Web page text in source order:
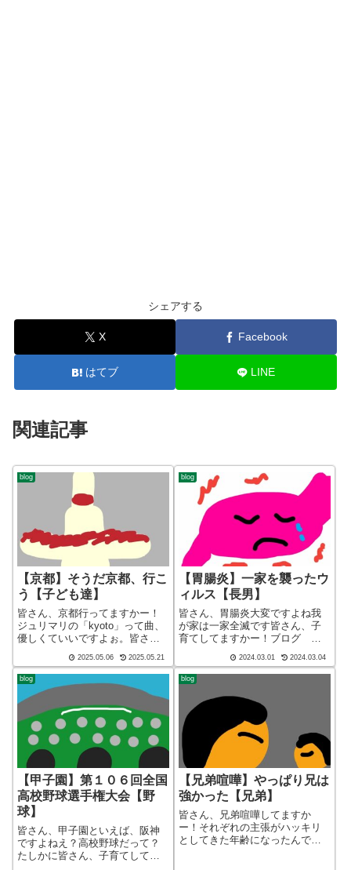
シェアする
X Facebook
はてブ LINE
関連記事
blog
【京都】そうだ京都、行こ
う【子ども達】
皆さん、京都行ってますかー！
ジュリマリの「kyoto」って曲、
優しくていいですよぉ。皆さ
グ ショート バージョン（blog
short ver）こんばんわ、迷答座
布団ブログの運営をしているざ
ぶ(@meitou_z...
2025.05.06 2025.05.21
blog
【胃腸炎】一家を襲ったウ
ィルス【長男】
皆さん、胃腸炎大変ですよね我
が家は一家全滅です皆さん、子
育てしてますかー！ブログ シ
ver）こんばんわ、迷答座布団ブ
ログの運営をしているざぶ
は40代でひ...
2024.03.01 2024.03.04
blog
【甲子園】第１０６回全国
高校野球選手権大会【野
球】
皆さん、甲子園といえば、阪神
ですよねえ？高校野球だって？
たしかに皆さん、子育てしてま
blog
【兄弟喧嘩】やっぱり兄は
強かった【兄弟】
皆さん、兄弟喧嘩してますか
ー！それぞれの主張がハッキリ
としてきた年齢になったんです